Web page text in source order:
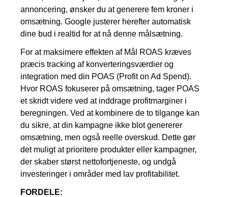
annoncering, ønsker du at generere fem kroner i
omsætning. Google justerer herefter automatisk
dine bud i realtid for at nå denne målsætning.
For at maksimere effekten af Mål ROAS kræves
præcis tracking af konverteringsværdier og
integration med din POAS (Profit on Ad Spend).
Hvor ROAS fokuserer på omsætning, tager POAS
et skridt videre ved at inddrage profitmarginer i
beregningen. Ved at kombinere de to tilgange kan
du sikre, at din kampagne ikke blot genererer
omsætning, men også reelle overskud. Dette gør
det muligt at prioritere produkter eller kampagner,
der skaber størst nettofortjeneste, og undgå
investeringer i områder med lav profitabilitet.
FORDELE: